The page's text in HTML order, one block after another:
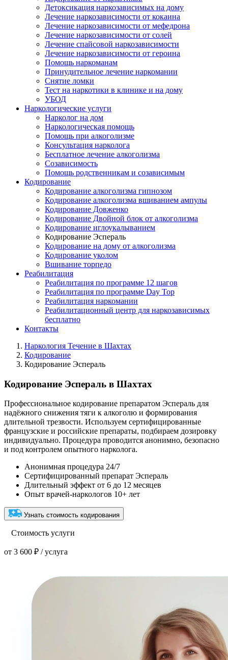
Детоксикация наркозависимых на дому
Лечение наркозависимости от кокаина
Лечение наркозависимости от мефедрона
Лечение наркозависимости от солей
Лечение спайсовой наркозависимости
Лечение наркозависимости от героина
Помощь наркоманам
Принудительное лечение наркомании
Снятие ломки
Тест на наркотики в клинике и на дому
УБОД
Наркологические услуги
Нарколог на дом
Наркологическая помощь
Помощь при алкоголизме
Консультация нарколога
Бесплатное лечение алкоголизма
Созависимость
Помощь родственникам и созависимым
Кодирование
Кодирование алкоголизма гипнозом
Кодирование алкоголизма вшиванием ампулы
Кодирование Довженко
Кодирование Двойной блок от алкоголизма
Кодирование иглоукалыванием
Кодирование Эспераль
Кодирование на дому от алкоголизма
Кодирование уколом
Вшивание торпедо
Реабилитация
Реабилитация по программе 12 шагов
Реабилитация по программе Day Top
Реабилитация наркомании
Реабилитационный центр для наркозависимых
бесплатно
Контакты
Наркология Течение в Шахтах
Кодирование
Кодирование Эспераль
Кодирование Эспераль в Шахтах
Профессиональное кодирование препаратом Эспераль для
надёжного снижения тяги к алкоголю и формирования
длительной трезвости. Используем сертифицированные
французские и российские препараты, подбираем дозировку
индивидуально. Процедура проводится анонимно, безопасно
и под контролем опытного нарколога.
Анонимная процедура 24/7
Сертифицированный препарат Эспераль
Длительный эффект от 6 до 12 месяцев
Опыт врачей-наркологов 10+ лет
Узнать стоимость кодирования
Стоимость услуги
от 3 600 ₽ / услуга